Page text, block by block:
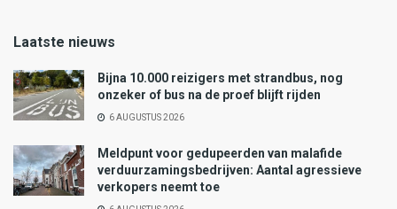
Laatste nieuws
Bijna 10.000 reizigers met strandbus, nog
onzeker of bus na de proef blijft rijden
6 AUGUSTUS 2026
Meldpunt voor gedupeerden van malafide
verduurzamingsbedrijven: Aantal agressieve
verkopers neemt toe